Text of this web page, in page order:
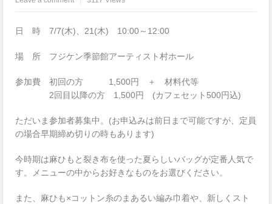
日 時 7/7(木)、21(木) 10:00～12:00
場 所 フジケン季節館アーティスト村ホール
参加費 初回の方 1,500円 ＋ 材料代等
2回目以降の方 1,500円 (カフェセット500円込)
ただいま参加者募集中。(お申込みは前日まで可能ですが、定員
の場合早期締め切りの時もあります)
今時期は麻ひもと裂き布を使った夏らしいバッグが定番人気で
す。メニューの中からお好きなものをお選びください。
また、麻ひも×コットン糸のまあるい編み巾着や、新しくスト